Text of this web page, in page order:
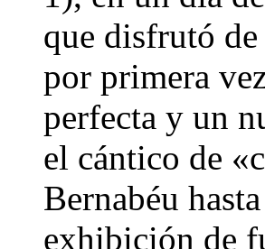
que disfrutó
por primera
perfecta y un
el cántico de
Bernabéu
exhibición de